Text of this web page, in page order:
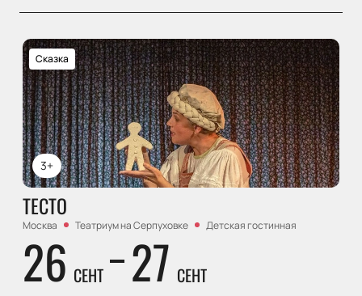
3+
Сказка
ТЕСТО
Москва Театриум на Серпуховке Детская гостинная
26 СЕНТ 27 СЕНТ